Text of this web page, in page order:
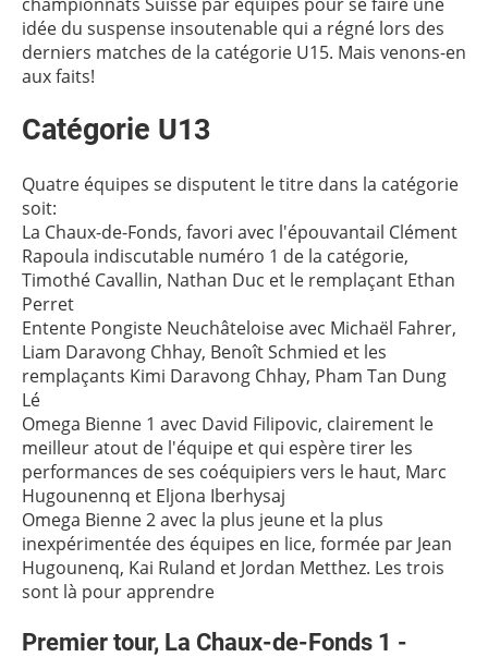
idée du suspense insoutenable qui a régné lors des
derniers matches de la catégorie U15. Mais venons-en
aux faits!
Catégorie U13
Quatre équipes se disputent le titre dans la catégorie
soit:
La Chaux-de-Fonds, favori avec l'épouvantail Clément
Rapoula indiscutable numéro 1 de la catégorie,
Timothé Cavallin, Nathan Duc et le remplaçant Ethan
Perret
Entente Pongiste Neuchâteloise avec Michaël Fahrer,
Liam Daravong Chhay, Benoît Schmied et les
remplaçants Kimi Daravong Chhay, Pham Tan Dung
Lé
Omega Bienne 1 avec David Filipovic, clairement le
meilleur atout de l'équipe et qui espère tirer les
performances de ses coéquipiers vers le haut, Marc
Hugounennq et Eljona Iberhysaj
Omega Bienne 2 avec la plus jeune et la plus
inexpérimentée des équipes en lice, formée par Jean
Hugounenq, Kai Ruland et Jordan Metthez. Les trois
sont là pour apprendre
Premier tour, La Chaux-de-Fonds 1 -